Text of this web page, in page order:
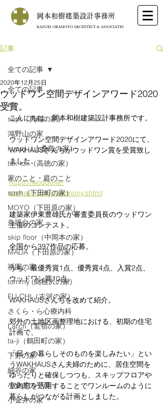
岡本和樹建築設計事務所
KAZUKI OKAMOTO ARCHITECT & ASSOCIATES
記事
全ての記事
etc
sept（貝島の家）
鴻野山の家
kunoji（上桑島の家）
tak-tok（高徳の家）
家のこと・庭のこと
sosh（下田町の家）
MOYO（下田原の家）
奈坪台の家
skip floor（中岡本の家）
MADA（下田原の家）
祇園の家
tommy (高根沢の家)
FU-CHI（古河の家）
さくら・ら心療内科
Larch（鷲宿の家）
ta-ji（鶴田町の家）
下野の家
細谷の家
小金井の平屋
小金井の家
全ての記事
ウッドワン空間デザインアワード2020
受賞。
2020年12月25日
こんにちは。岡本和樹建築設計事務所です。
ウッドワン空間デザインアワード2020にて、
WAKHAUSさんちがウッドワン賞を受賞致し
ました。
https://woodone-
contest.com/ceremony.shtml
建築家伊東豊雄氏が審査委員長のウッドワン
主催のコンテスト。
全国から397作品の応募。
うち、最優秀賞1点、優秀賞4点、入賞2点、
ウッドワン賞10点。
WAKHAUSさんちを改めて紹介。
郊外の土地区画整理地における、初期の住宅
計画で、
「日々の暮らしそのものを楽しみたい」とい
うWAKHAUSさん夫婦のために、居住空間を
ゆったりと確保しつつも、スキップフロアや
室内窓を活用することでワンルームのように
暮らしがつながる計画としました。